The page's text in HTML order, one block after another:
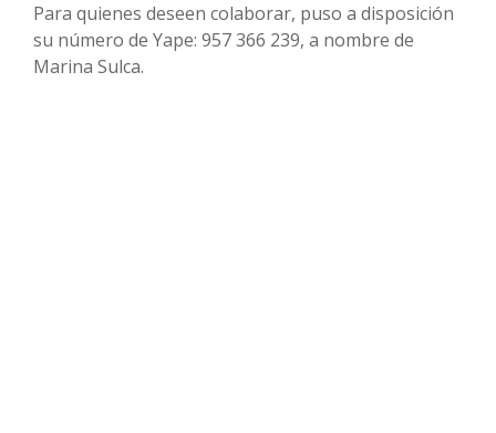
Para quienes deseen colaborar, puso a disposición
su número de Yape: 957 366 239, a nombre de
Marina Sulca.